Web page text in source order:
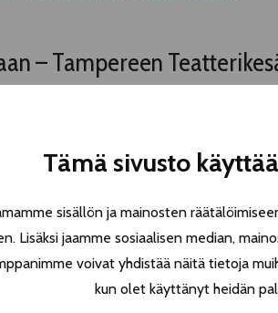
Tämä sivusto
sisällön ja mainosten
Lisäksi jaamme sosiaalisen median,
voivat yhdistää näitä tietoja
kun olet käyttänyt heidän
– Tampereen
pitämässään kokouksessa, että
Festivaali järjestetään seuraavan
on se meidän tapauksessa ainoa
voimme myös taata festivaalin
teatterit käynnistävät kautensa